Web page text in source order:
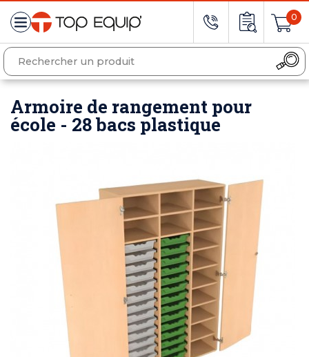
0
Armoire de rangement pour
école - 28 bacs plastique